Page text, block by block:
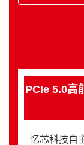
PCIe 5.0高
忆芯科技自